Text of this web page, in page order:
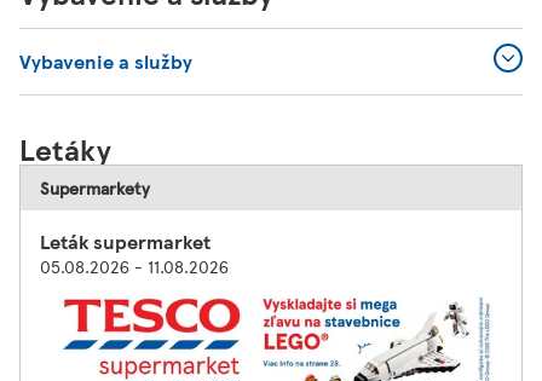
Vybavenie a služby
Letáky
Supermarkety
Leták supermarket
05.08.2026 - 11.08.2026